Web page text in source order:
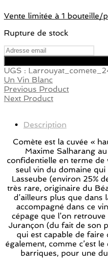
Vente limitée à 1 bouteille/
Rupture de stock
UGS :
Un Vin Blanc
Previous Product
Next Product
Description
Comète est la cuvée «
Maxime Salharang
confidentielle en terme de
seul vin du domaine
Lasseube (environ 25%
très rare, originaire du
d’ailleurs plus que dans
accompagné dans ce
cépage que l’on
Jurançon (du fait de son
qui est capable de faire
également, comme c’est
barriques, pour une